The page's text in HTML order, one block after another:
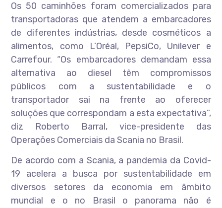
Os 50 caminhões foram comercializados para
transportadoras que atendem a embarcadores
de diferentes indústrias, desde cosméticos a
alimentos, como L’Oréal, PepsiCo, Unilever e
Carrefour. “Os embarcadores demandam essa
alternativa ao diesel têm compromissos
públicos com a sustentabilidade e o
transportador sai na frente ao oferecer
soluções que correspondam a esta expectativa”,
diz Roberto Barral, vice-presidente das
Operações Comerciais da Scania no Brasil.
De acordo com a Scania, a pandemia da Covid-
19 acelera a busca por sustentabilidade em
diversos setores da economia em âmbito
mundial e o no Brasil o panorama não é